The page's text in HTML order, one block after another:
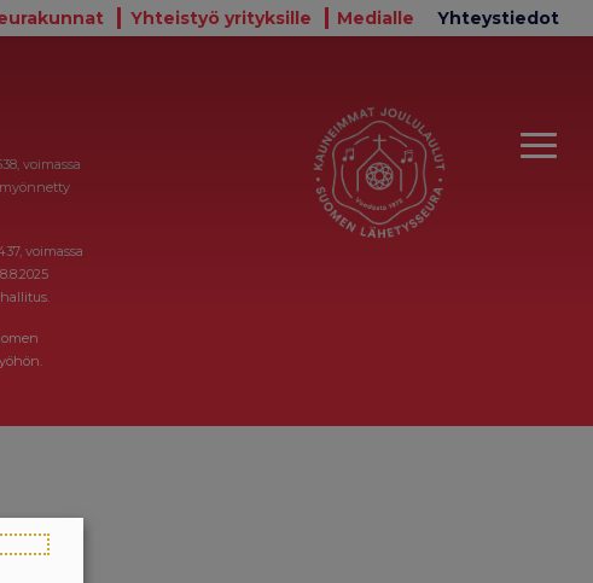
Yhteistyö yrityksille Medialle Yhteystiedot
voimassa
myönnetty
voimassa